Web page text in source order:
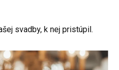
svadby, k nej pristúpil.